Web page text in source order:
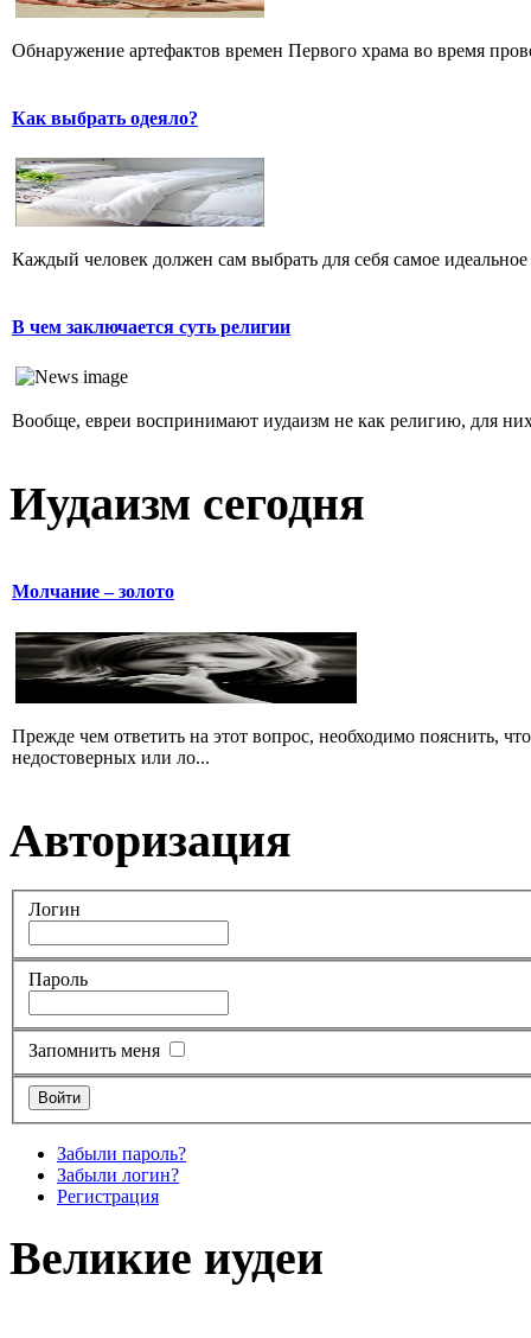
Обнаружение артефактов времен Первого храма во время
Как выбрать одеяло?
Каждый человек должен сам выбрать для себя самое
В чем заключается суть религии
Вообще, евреи воспринимают иудаизм не как религию, для
Иудаизм сегодня
Молчание – золото
Прежде чем ответить на этот вопрос, необходимо пояснить,
недостоверных или ло...
Авторизация
Логин
Пароль
Запомнить меня
Забыли пароль?
Забыли логин?
Регистрация
Великие иудеи